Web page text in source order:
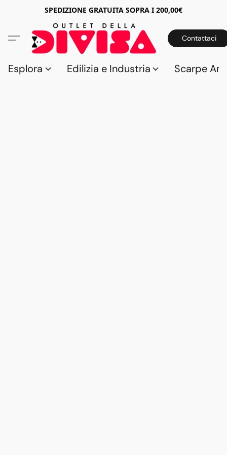
SPEDIZIONE GRATUITA SOPRA I 200,00€
Contattaci
Esplora Edilizia e Industria Scarpe